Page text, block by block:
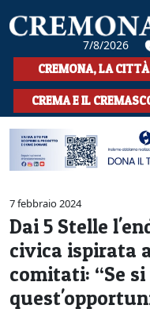
7/8/2026
HOME
CRONACA
SPORT
LA MUSICA
CULTURA
LA STORIA
SPETTACOLI
L'EDITORIALE
CREMONA, LA CITTÀ
CREMA E IL
7 febbraio 2024
Dai 5 Stelle
civica ispirata
comitati: “Se